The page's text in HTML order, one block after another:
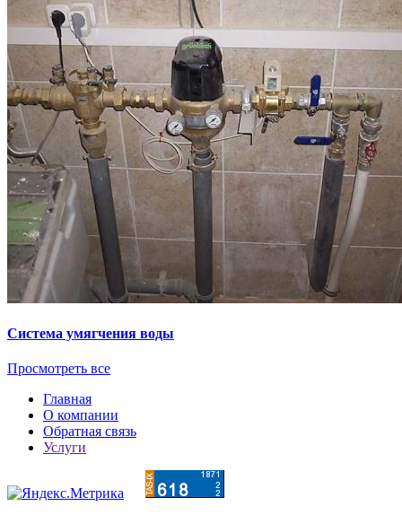
Система умягчения воды
Просмотреть все
Главная
О компании
Обратная связь
Услуги